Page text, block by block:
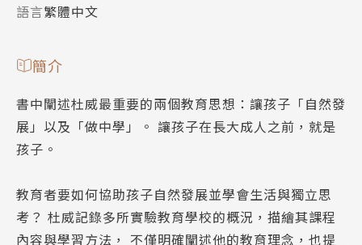
語言繁體中文
簡介
書中闡述杜威最重要的兩個教育思想：讓孩子「自然發
展」以及「做中學」。 讓孩子在長大成人之前，就是
孩子。
教育者要如何協助孩子自然發展並學會生活與獨立思
考？ 杜威記錄多所實驗教育學校的概況，描繪其課程
內容與學習方法， 不僅明確闡述他的教育理念，也提